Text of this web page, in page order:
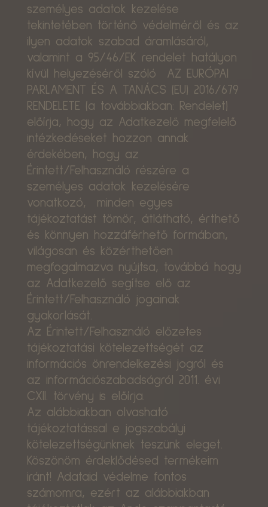
személyes adatok kezelése
tekintetében történő védelméről és az
ilyen adatok szabad áramlásáról,
valamint a 95/46/EK rendelet hatályon
kívül helyezéséről szóló AZ EURÓPAI
PARLAMENT ÉS A TANÁCS (EU) 2016/679
RENDELETE (a továbbiakban: Rendelet)
előírja, hogy az Adatkezelő megfelelő
intézkedéseket hozzon annak
érdekében, hogy az
Érintett/Felhasználó részére a
személyes adatok kezelésére
vonatkozó, minden egyes
tájékoztatást tömör, átlátható, érthető
és könnyen hozzáférhető formában,
világosan és közérthetően
megfogalmazva nyújtsa, továbbá hogy
az Adatkezelő segítse elő az
Érintett/Felhasználó jogainak
gyakorlását.
Az Érintett/Felhasználó előzetes
tájékoztatási kötelezettségét az
információs önrendelkezési jogról és
az információszabadságról 2011. évi
CXII. törvény is előírja.
Az alábbiakban olvasható
tájékoztatással e jogszabályi
kötelezettségünknek teszünk eleget.
Köszönöm érdeklődésed termékeim
iránt! Adataid védelme fontos
számomra, ezért az alábbiakban